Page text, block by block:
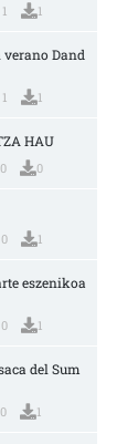
1 1
Dand
1 1
HAU
0 0
0 1
eszenikoa
0 1
del Sum
0 1